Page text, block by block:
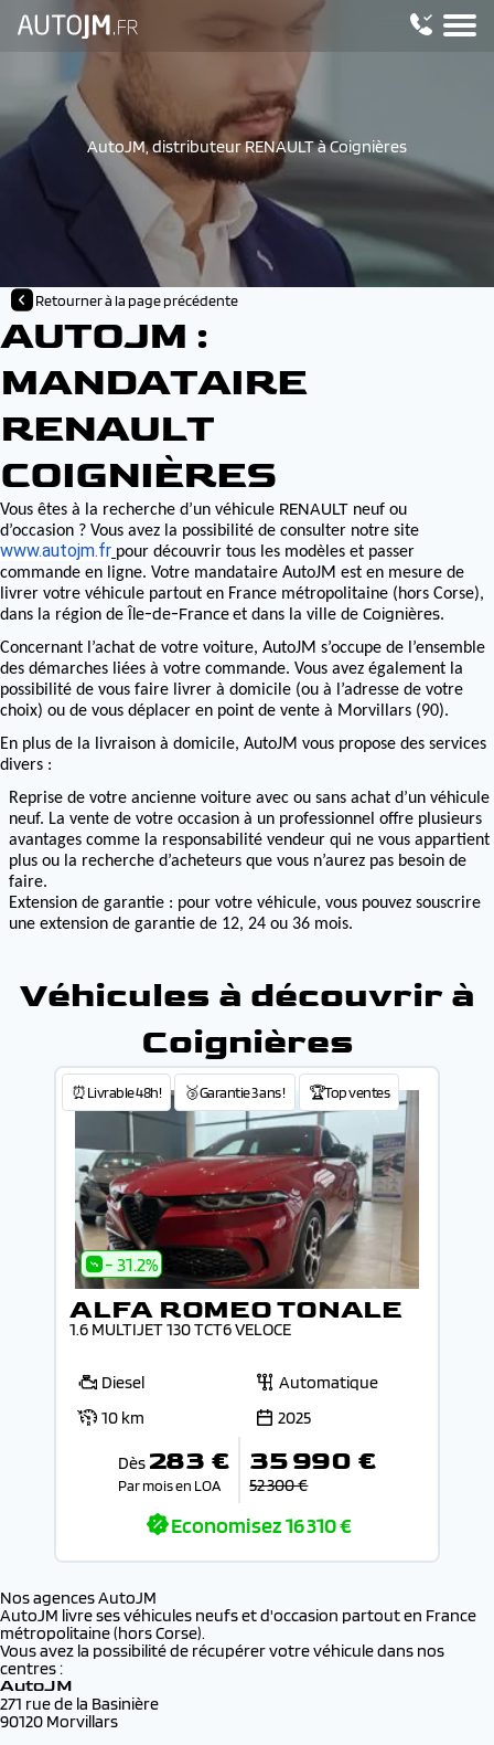
AutoJM, distributeur RENAULT à Coignières
Retourner à la page précédente
AUTOJM :
MANDATAIRE
RENAULT
COIGNIÈRES
Vous êtes à la recherche d’un véhicule RENAULT neuf ou
d’occasion ? Vous avez la possibilité de consulter notre site
www.autojm.fr pour découvrir tous les modèles et passer
commande en ligne. Votre mandataire AutoJM est en mesure de
livrer votre véhicule partout en France métropolitaine (hors Corse),
dans la région de Île-de-Franceet dans la ville de Coignières.
Concernant l’achat de votre voiture, AutoJM s’occupe de l’ensemble
des démarches liées à votre commande. Vous avez également la
possibilité de vous faire livrer à domicile (ou à l’adresse de votre
choix) ou de vous déplacer en point de vente à Morvillars (90).
En plus de la livraison à domicile, AutoJM vous propose des services
divers :
Reprise de votre ancienne voiture avec ou sans achat d’un véhicule
neuf. La vente de votre occasion à un professionnel offre plusieurs
avantages comme la responsabilité vendeur qui ne vous appartient
plus ou la recherche d’acheteurs que vous n’aurez pas besoin de
faire.
Extension de garantie : pour votre véhicule, vous pouvez souscrire
une extension de garantie de 12, 24 ou 36 mois.
Véhicules à découvrir à
Coignières
⏰Livrable 48h! 🥉Garantie 3 ans ! 🏆Top ventes
- 31.2%
ALFA ROMEO TONALE
1.6 MULTIJET 130 TCT6 VELOCE
Diesel
Automatique
10 km
2025
Dès 283 €
Par mois en LOA
35 990 €
52 300 €
Economisez16 310 €
Nos agences AutoJM
AutoJM livre ses véhicules neufs et d'occasion partout en France
métropolitaine (hors Corse).
Vous avez la possibilité de récupérer votre véhicule dans nos
centres :
AutoJM
271 rue de la Basinière
90120 Morvillars